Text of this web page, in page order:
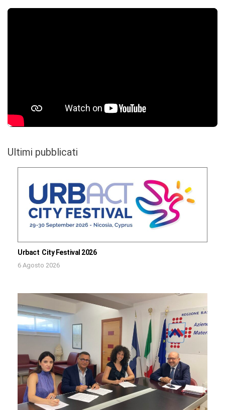
Ultimi pubblicati
Urbact City Festival 2026
6 Agosto 2026